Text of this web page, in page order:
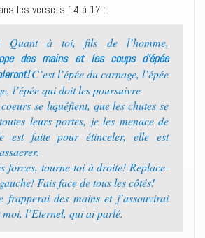
les versets 14 à 17 :
Quant à toi, fils de l’homme,
des mains et les coups d’épée
C’est l’épée du carnage, l’épée
l’épée qui doit les poursuivre
se liquéfient, que les chutes se
leurs portes, je les menace de
est faite pour étinceler, elle est
forces, tourne-toi à droite! Replace-
Fais face de tous les côtés!
frapperai des mains et j’assouvirai
moi, l’Eternel, qui ai parlé.